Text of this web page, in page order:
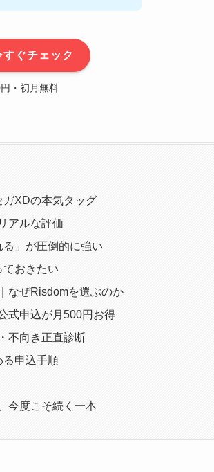
ぐチェック
・初月無料
ガXDの本気タッグ
アルな評価
」が圧倒的に強い
おきたい
なぜRisdomを選ぶのか
式申込が月500円お得
不向き正直診断
る申込手順
今度こそ続く一本